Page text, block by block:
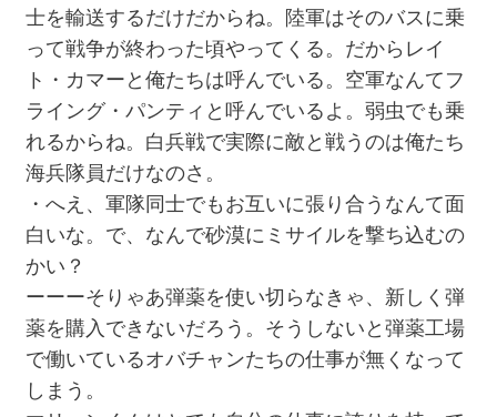
士を輸送するだけだからね。陸軍はそのバスに乗
って戦争が終わった頃やってくる。だからレイ
ト・カマーと俺たちは呼んでいる。空軍なんてフ
ライング・パンティと呼んでいるよ。弱虫でも乗
れるからね。白兵戦で実際に敵と戦うのは俺たち
海兵隊員だけなのさ。
・へえ、軍隊同士でもお互いに張り合うなんて面
白いな。で、なんで砂漠にミサイルを撃ち込むの
かい？
ーーーそりゃあ弾薬を使い切らなきゃ、新しく弾
薬を購入できないだろう。そうしないと弾薬工場
で働いているオバチャンたちの仕事が無くなって
しまう。